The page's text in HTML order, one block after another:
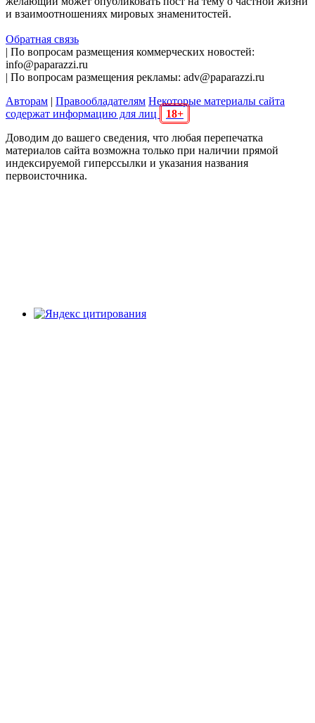
и взаимоотношениях мировых знаменитостей.
Обратная связь
| По вопросам размещения коммерческих новостей:
info@paparazzi.ru
| По вопросам размещения рекламы: adv@paparazzi.ru
Авторам | Правообладателям Некоторые материалы сайта
содержат информацию для лиц
18+
Доводим до вашего сведения, что любая перепечатка
материалов сайта возможна только при наличии прямой
индексируемой гиперссылки и указания названия
первоисточника.